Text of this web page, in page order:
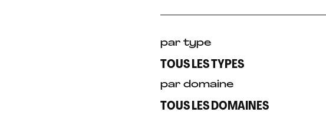
Filtrer les membres par catégorie
par type
TOUS LES TYPES
par domaine
TOUS LES DOMAINES